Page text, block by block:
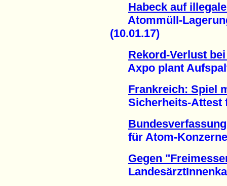
Habeck auf
Atommüll-
(10.01.17)
Rekord-Verlust
Axpo plant
Frankreich: Spiel
Sicherheits-Attest
für Atom-Konzerne
Gegen